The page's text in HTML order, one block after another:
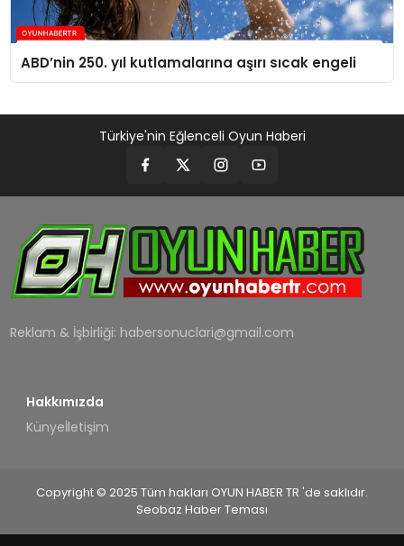
ABD’nin 250. yıl kutlamalarına aşırı sıcak engeli
Türkiye'nin Eğlenceli Oyun Haberi
Reklam & İşbirliği: habersonuclari@gmail.com
Hakkımızda
Künyeİletişim
Copyright © 2025 Tüm hakları OYUN HABER TR 'de saklıdır.
Seobaz Haber Teması